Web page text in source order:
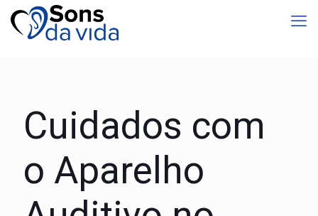
Cuidados com
o Aparelho